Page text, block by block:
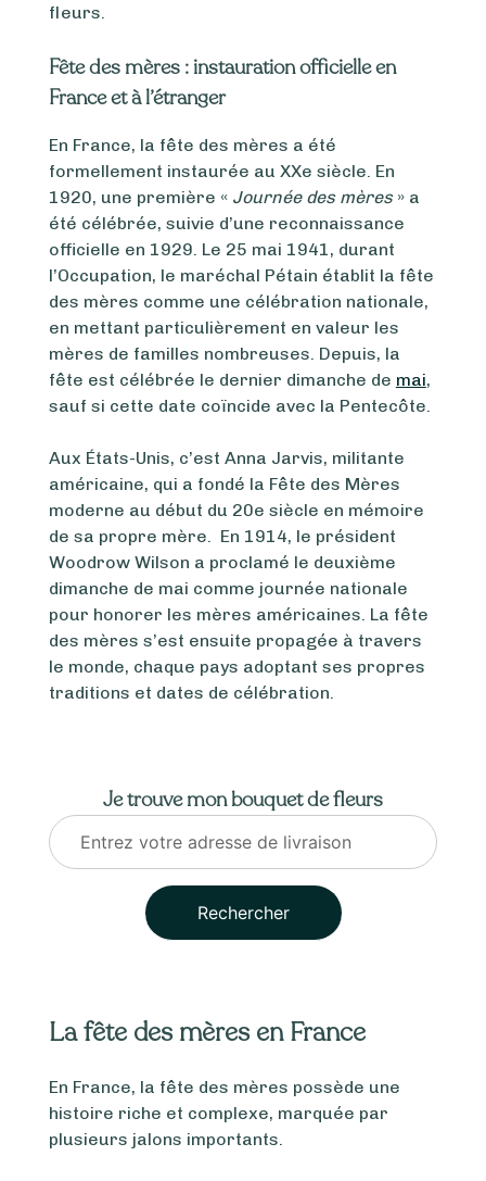
fleurs.
Fête des mères : instauration officielle en
France et à l’étranger
En France, la fête des mères a été
formellement instaurée au XXe siècle. En
1920, une première « Journée des mères» a
été célébrée, suivie d’une reconnaissance
officielle en 1929. Le 25 mai 1941, durant
l’Occupation, le maréchal Pétain établit la fête
des mères comme une célébration nationale,
en mettant particulièrement en valeur les
mères de familles nombreuses. Depuis, la
fête est célébrée le dernier dimanche de mai,
sauf si cette date coïncide avec la Pentecôte.
Aux États-Unis, c’est Anna Jarvis, militante
américaine, qui a fondé la Fête des Mères
moderne au début du 20e siècle en mémoire
de sa propre mère. En 1914, le président
Woodrow Wilson a proclamé le deuxième
dimanche de mai comme journée nationale
pour honorer les mères américaines. La fête
des mères s’est ensuite propagée à travers
le monde, chaque pays adoptant ses propres
traditions et dates de célébration.
Je trouve mon bouquet de fleurs
Rechercher
La fête des mères en France
En France, la fête des mères possède une
histoire riche et complexe, marquée par
plusieurs jalons importants.